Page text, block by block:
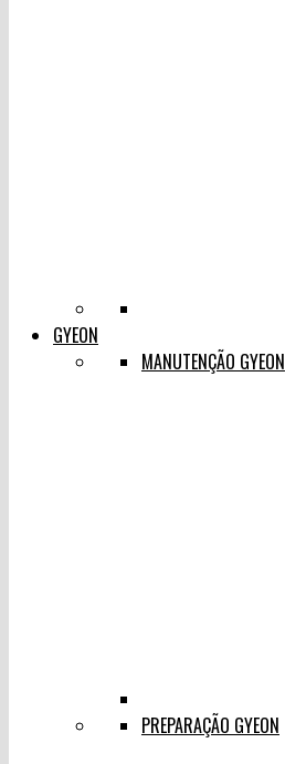
GYEON
MANUTENÇÃO GYEON
PREPARAÇÃO GYEON